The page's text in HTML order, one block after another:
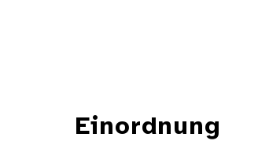
Einordnung